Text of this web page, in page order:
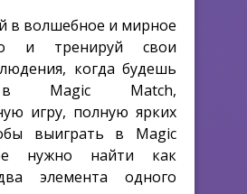
в волшебное и мирное
и тренируй свои
когда будешь
Magic Match,
игру, полную ярких
выиграть в Magic
нужно найти как
элемента одного